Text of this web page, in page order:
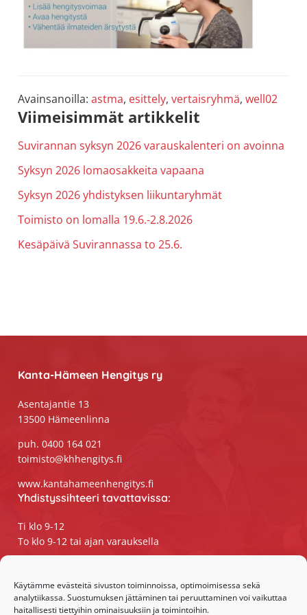
Käytämme evästeitä sivuston toiminnoissa, optimoimisessa sekä
analytiikassa. Suostumuksen jättäminen tai peruuttaminen voi vaikuttaa
haitallisesti tiettyihin ominaisuuksiin ja toimintoihin.
Avainsanoilla: astma, esittely, vertaisryhmä, well02
Ensisijainen
sivupalkki
Viimeisimmät artikkelit
Suvirannan syksyn 2026 varauskalenteri on avoinna
Syksyn 2026 lomaosakkeita vapaana
Syksyn 2026 yhdistyksen liikuntaryhmät
Toimisto on lomalla 19.6.-2.8.2026
Kesäpäivä Suvirannassa to 25.6.
Kanta-Hämeen Hengitys ry
Asentajantie 13
13500 Hämeenlinna
puh. 0400 164 021
toimisto@khhengitys.fi
www.kantahameenhengitys.fi
Yhdistyssihteeri tavattavissa:
Ti klo 9-12
To klo 9-12 tai ajan varauksella
maanantaista perjantaihin klo 9-15